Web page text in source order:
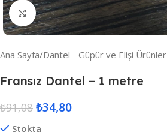
Resmi Büyüt
Ana Sayfa/Dantel - Güpür ve Elişi Ürünler
Fransız Dantel – 1 metre
₺91,08 ₺34,80
Stokta